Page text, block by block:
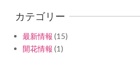
カテゴリー
最新情報 (15)
開花情報 (1)